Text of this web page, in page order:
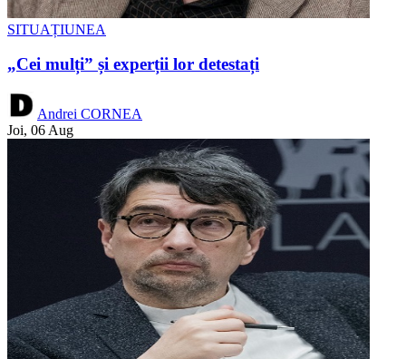
SITUAȚIUNEA
„Cei mulți” și experții lor detestați
Andrei CORNEA
Joi, 06 Aug